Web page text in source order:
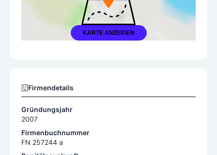
KARTE ANZEIGEN
Firmendetails
Gründungsjahr
2007
Firmenbuchnummer
FN 257244 a